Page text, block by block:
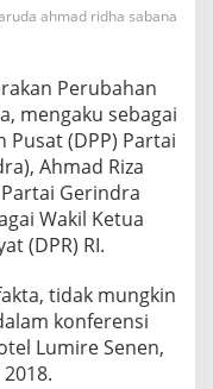
ahmad ridha sabana
Perubahan
mengaku sebagai
(DPP) Partai
Ahmad Riza
Gerindra
Wakil Ketua
(DPR) RI.
tidak mungkin
konferensi
Lumire Senen,